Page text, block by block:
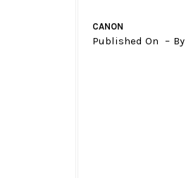
CANON
Published On By